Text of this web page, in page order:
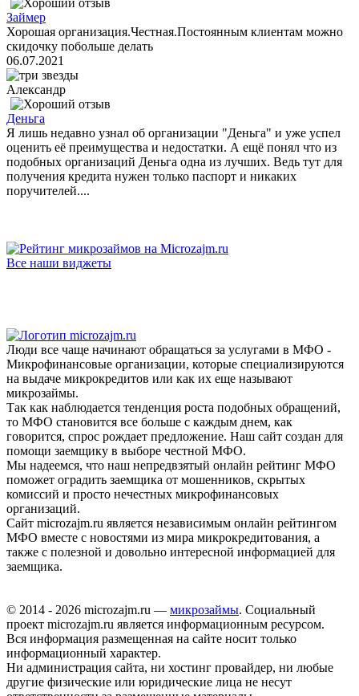
Займер
Хорошая организация.Честная.Постоянным клиентам можно
скидочку побольше делать
06.07.2021
Александр
Деньга
Я лишь недавно узнал об организации "Деньга" и уже успел
оценить её преимущества и недостатки. А ещё понял что из
подобных организаций Деньга одна из лучших. Ведь тут для
получения кредита нужен только паспорт и никаких
поручителей....
Все наши виджеты
Люди все чаще начинают обращаться за услугами в МФО -
Микрофинансовые организации, которые специализируются
на выдаче микрокредитов или как их еще называют
микрозаймы.
Так как наблюдается тенденция роста подобных обращений,
то МФО становится все больше с каждым днем, как
говорится, спрос рождает предложение. Наш сайт создан для
помощи заемщику в выборе честной МФО.
Мы надеемся, что наш непредвзятый онлайн рейтинг МФО
поможет оградить заемщика от мошенников, скрытых
комиссий и просто нечестных микрофинансовых
организаций.
Сайт microzajm.ru является независимым онлайн рейтингом
МФО вместе с новостями из мира микрокредитования, а
также с полезной и довольно интересной информацией для
заемщика.
© 2014 - 2026 microzajm.ru — микрозаймы. Социальный
проект microzajm.ru является информационным ресурсом.
Вся информация размещенная на сайте носит только
информационный характер.
Ни администрация сайта, ни хостинг провайдер, ни любые
другие физические или юридические лица не несут